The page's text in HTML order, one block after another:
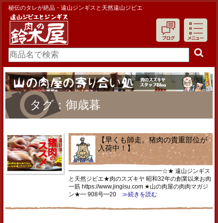
秘伝のタレが絶品・遠山ジンギスと天然遠山ジビエ
タグ：御歳暮
【早くも師走。猪肉の貴重部位が
入荷中！】
━━━━━━━━━━━━━━━━☆★ 遠山ジンギス
と天然ジビエ★肉のスズキヤ 昭和32年の創業以来お肉
一筋 https://www.jingisu.com ★山の肉屋の肉肉マガジ
ン★━ 908号━20 ≫続きを読む